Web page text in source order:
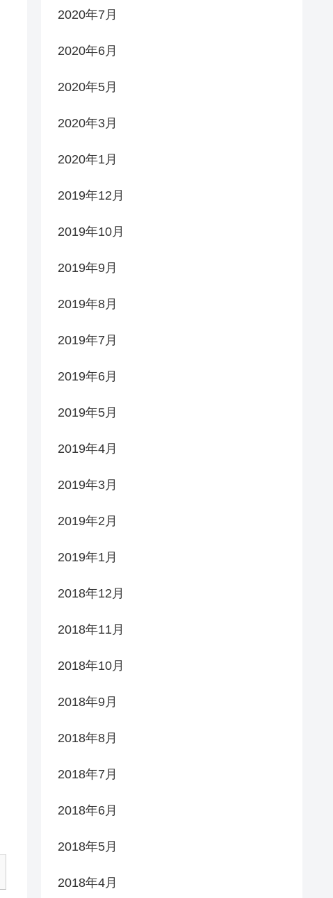
2020年7月
2020年6月
2020年5月
2020年3月
2020年1月
2019年12月
2019年10月
2019年9月
2019年8月
2019年7月
2019年6月
2019年5月
2019年4月
2019年3月
2019年2月
2019年1月
2018年12月
2018年11月
2018年10月
2018年9月
2018年8月
2018年7月
2018年6月
2018年5月
2018年4月